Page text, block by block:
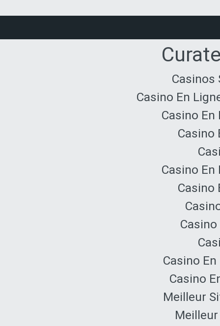
Casinos
Casino En
Casino En
Casino
Casino En
Casino
Casino
Casino
Meilleur